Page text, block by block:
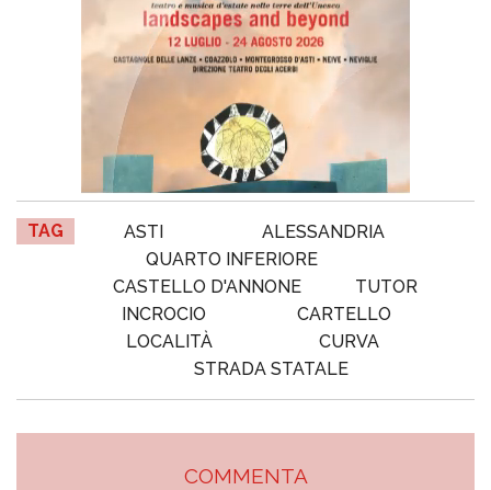
TAG ASTI
ALESSANDRIA
QUARTO INFERIORE
CASTELLO D'ANNONE
TUTOR
INCROCIO
CARTELLO
LOCALITÀ
CURVA
STRADA STATALE
COMMENTA